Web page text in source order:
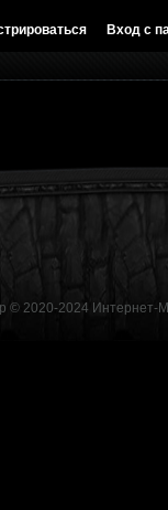
Вход с
© 2020-2024 Интернет-